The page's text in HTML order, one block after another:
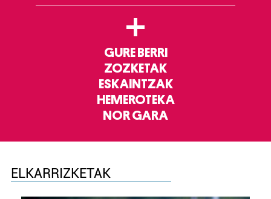
+
GURE BERRI
ZOZKETAK
ESKAINTZAK
HEMEROTEKA
NOR GARA
ELKARRIZKETAK